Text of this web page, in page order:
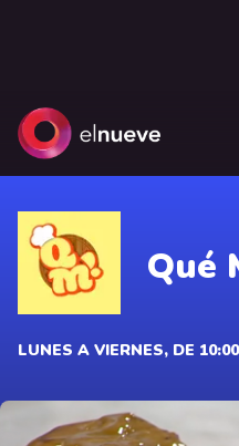
Qué
LUNES A VIERNES, DE